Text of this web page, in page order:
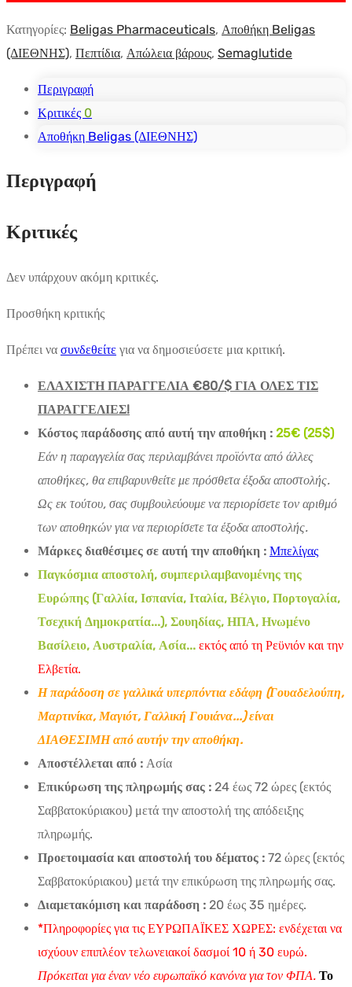
Κατηγορίες: Beligas Pharmaceuticals, Αποθήκη Beligas
(ΔΙΕΘΝΗΣ), Πεπτίδια, Απώλεια βάρους, Semaglutide
Περιγραφή
Κριτικές 0
Αποθήκη Beligas (ΔΙΕΘΝΗΣ)
Περιγραφή
Κριτικές
Δεν υπάρχουν ακόμη κριτικές.
Προσθήκη κριτικής
Πρέπει να συνδεθείτε για να δημοσιεύσετε μια κριτική.
ΕΛΑΧΙΣΤΗ ΠΑΡΑΓΓΕΛΙΑ €80/$ ΓΙΑ ΟΛΕΣ ΤΙΣ
ΠΑΡΑΓΓΕΛΙΕΣ!
Κόστος παράδοσης από αυτή την αποθήκη : 25€ (25$)
Εάν η παραγγελία σας περιλαμβάνει προϊόντα από άλλες
αποθήκες, θα επιβαρυνθείτε με πρόσθετα έξοδα αποστολής.
Ως εκ τούτου, σας συμβουλεύουμε να περιορίσετε τον αριθμό
των αποθηκών για να περιορίσετε τα έξοδα αποστολής.
Μάρκες διαθέσιμες σε αυτή την αποθήκη : Μπελίγας
Παγκόσμια αποστολή, συμπεριλαμβανομένης της
Ευρώπης (Γαλλία, Ισπανία, Ιταλία, Βέλγιο, Πορτογαλία,
Τσεχική Δημοκρατία...), Σουηδίας, ΗΠΑ, Ηνωμένο
Βασίλειο, Αυστραλία, Ασία... εκτός από τη Ρεϋνιόν και την
Ελβετία.
Η παράδοση σε γαλλικά υπερπόντια εδάφη (Γουαδελούπη,
Μαρτινίκα, Μαγιότ, Γαλλική Γουιάνα...) είναι
ΔΙΑΘΕΣΙΜΗ από αυτήν την αποθήκη.
Αποστέλλεται από : Ασία
Επικύρωση της πληρωμής σας : 24 έως 72 ώρες (εκτός
Σαββατοκύριακου) μετά την αποστολή της απόδειξης
πληρωμής.
Προετοιμασία και αποστολή του δέματος : 72 ώρες (εκτός
Σαββατοκύριακου) μετά την επικύρωση της πληρωμής σας.
Διαμετακόμιση και παράδοση : 20 έως 35 ημέρες.
*Πληροφορίες για τις ΕΥΡΩΠΑΪΚΕΣ ΧΩΡΕΣ: ενδέχεται να
ισχύουν επιπλέον τελωνειακοί δασμοί 10 ή 30 ευρώ.
Πρόκειται για έναν νέο ευρωπαϊκό κανόνα για τον ΦΠΑ. Το